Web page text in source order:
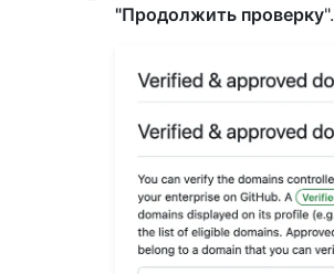
"Продолжить проверку".